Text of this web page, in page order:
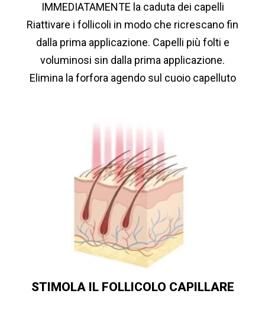
IMMEDIATAMENTE la caduta dei capelli
Riattivare i follicoli in modo che ricrescano fin
dalla prima applicazione. Capelli più folti e
voluminosi sin dalla prima applicazione.
Elimina la forfora agendo sul cuoio capelluto
STIMOLA IL FOLLICOLO CAPILLARE